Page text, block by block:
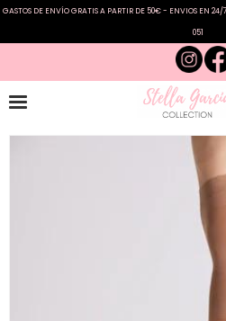
GASTOS DE ENVÍO GRATIS A PARTIR DE 50€ - ENVIOS EN
051